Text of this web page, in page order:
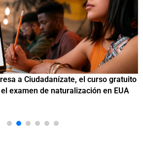
a Ciudadanízate, el curso gratuito
examen de naturalización en EUA